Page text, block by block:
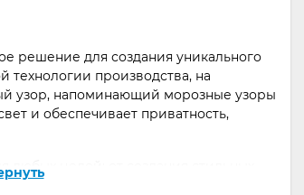
решение для создания уникального
технологии производства, на
узор, напоминающий морозные узоры
и обеспечивает приватность,
любых целей: от создания стильных
фасадов. В Екатеринбурге наша